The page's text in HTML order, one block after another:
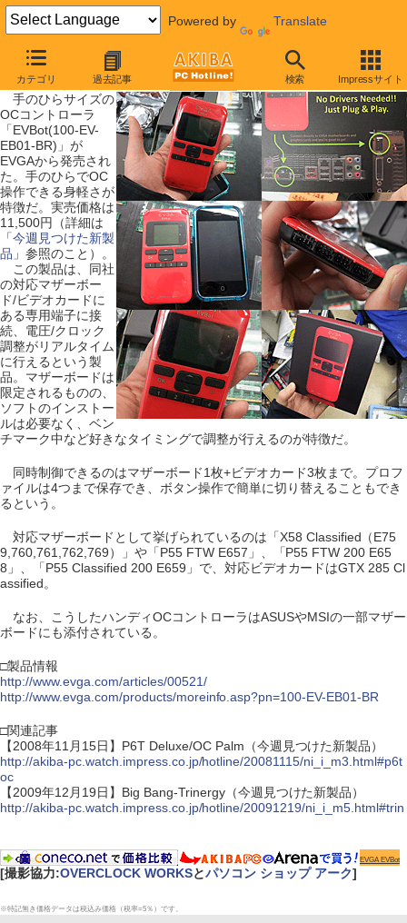
Powered by Translate
カテゴリ 過去記事 検索 Impressサイト
【 2010年1月9日号 】
ハンディサイズのOCコントローラが発売に
手のひらサイズの
OCコントローラ
「EVBot(100-EV-
EB01-BR)」が
EVGAから発売され
た。手のひらでOC
操作できる身軽さが
特徴だ。実売価格は
11,500円（詳細は
「今週見つけた新製
品 」参照のこと）。
この製品は、同社
の対応マザーボー
ド/ビデオカードに
ある専用端子に接
続、電圧/クロック
調整がリアルタイム
に行えるという製
品。マザーボードは
限定されるものの、
ソフトのインストー
ルは必要なく、ベン
チマーク中など好きなタイミングで調整が行えるのが特徴だ。
同時制御できるのはマザーボード1枚+ビデオカード3枚まで。プロフ
ァイルは4つまで保存でき、ボタン操作で簡単に切り替えることもでき
るという。
対応マザーボードとして挙げられているのは「X58 Classified（E75
9,760,761,762,769）」や「P55 FTW E657」、「P55 FTW 200 E65
8」、「P55 Classified 200 E659」で、対応ビデオカードはGTX 285 Cl
assified。
なお、こうしたハンディOCコントローラはASUSやMSIの一部マザー
ボードにも添付されている。
□製品情報
http://www.evga.com/articles/00521/
http://www.evga.com/products/moreinfo.asp?pn=100-EV-EB01-BR
□関連記事
【2008年11月15日】P6T Deluxe/OC Palm（今週見つけた新製品）
http://akiba-pc.watch.impress.co.jp/hotline/20081115/ni_i_m3.html#p6t
oc
【2009年12月19日】Big Bang-Trinergy（今週見つけた新製品）
http://akiba-pc.watch.impress.co.jp/hotline/20091219/ni_i_m5.html#trin
EVGA EVBot
[撮影協力:OVERCLOCK WORKSとパソコン ショップ アーク]
※特記無き価格データは税込み価格（税率=5％）です。